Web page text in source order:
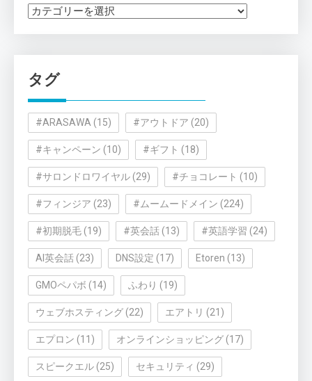
カ
ー
タグ
#ARASAWA (15) #アウトドア (20)
#キャンペーン (10) #ギフト (18)
#サロンドロワイヤル (29) #チョコレート (10)
#フィンジア (23) #ムームードメイン (224)
#初期脱毛 (19) #英会話 (13) #英語学習 (24)
AI英会話 (23) DNS設定 (17) Etoren (13)
GMOペパボ (14) ふわり (19)
ウェブホスティング (22) エアトリ (21)
エプロン (11) オンラインショッピング (17)
スピークエル (25) セキュリティ (29)